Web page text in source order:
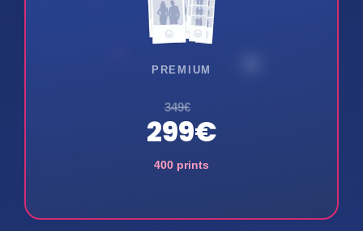
PREMIUM
349€
299€
400 prints